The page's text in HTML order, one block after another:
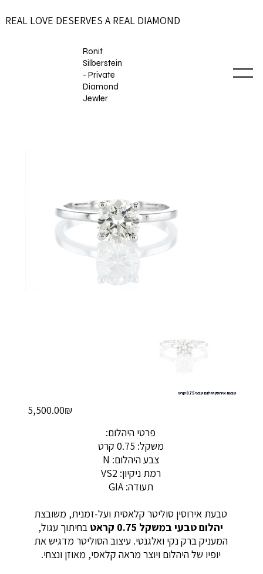
REAL LOVE DESERVES A REAL DIAMOND
Ronit
Silberstein
- Private
Diamond
Jewler
טבעת אירוסין יהלום טבעי 0.75 קרט
‏5,500.00 ‏₪
פרטי היהלום:
משקל: 0.75 קרט
צבע היהלום: N
רמת ניקיון: VS2
תעודה: GIA
טבעת אירוסין סוליטר קלאסית ועל-זמנית, משובצת
יהלום טבעי במשקל 0.75 קראט
בחיתוך עגול,
המעניק ברק נקי ואלגנטי. עיצוב הסוליטר מדגיש את
יופיו של היהלום ויוצר מראה קלאסי, מאוזן ונצחי.